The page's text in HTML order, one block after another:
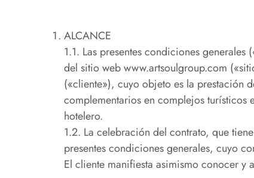
ALCANCE
1.1. Las presentes condiciones
del sitio web www.artsoulgroup.com
(«cliente»), cuyo objeto es la prestación
complementarios en complejos turísticos
hotelero.
1.2. La celebración del contrato, que
presentes condiciones generales, cuyo
El cliente manifiesta asimismo conocer